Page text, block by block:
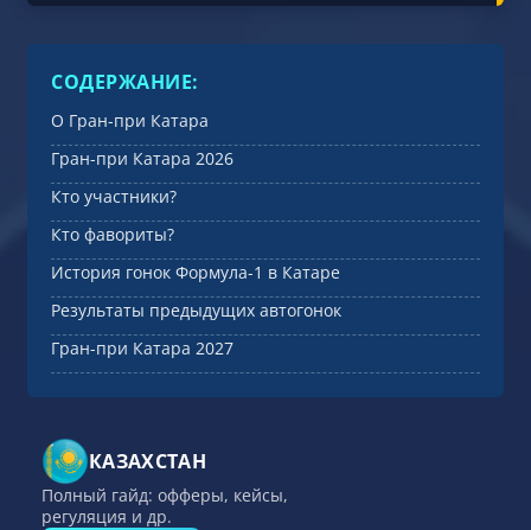
СОДЕРЖАНИЕ:
О Гран-при Катара
Гран-при Катара 2026
Кто участники?
Кто фавориты?
История гонок Формула-1 в Катаре
Результаты предыдущих автогонок
Гран-при Катара 2027
КАЗАХСТАН
Полный гайд: офферы, кейсы,
регуляция и др.